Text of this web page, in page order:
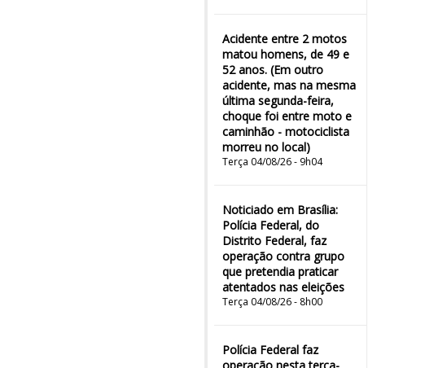
Acidente entre 2 motos
matou homens, de 49 e
52 anos. (Em outro
acidente, mas na mesma
última segunda-feira,
choque foi entre moto e
caminhão - motociclista
morreu no local)
Terça 04/08/26 - 9h04
Noticiado em Brasília:
Polícia Federal, do
Distrito Federal, faz
operação contra grupo
que pretendia praticar
atentados nas eleições
Terça 04/08/26 - 8h00
Polícia Federal faz